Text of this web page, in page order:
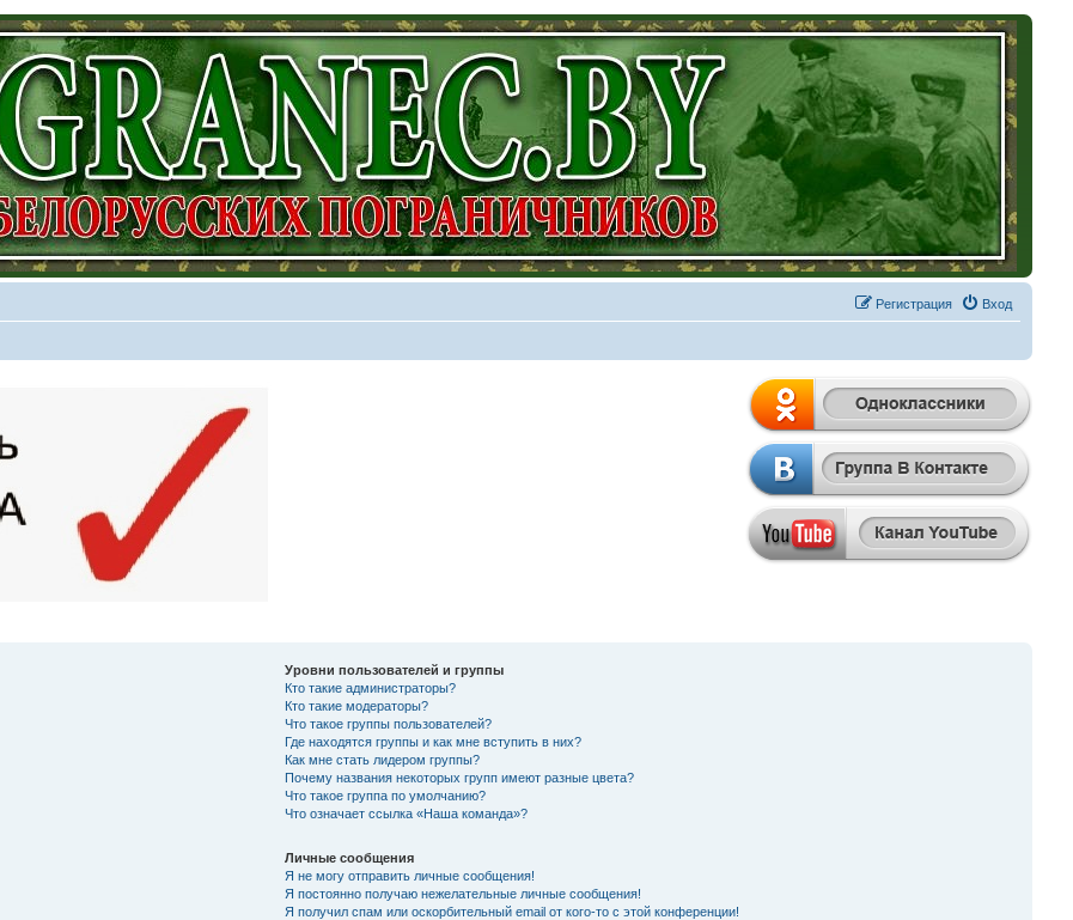
Вход
Регистрация
Уровни пользователей и группы
Кто такие администраторы?
Кто такие модераторы?
Что такое группы пользователей?
Где находятся группы и как мне вступить в них?
Как мне стать лидером группы?
Почему названия некоторых групп имеют разные цвета?
Что такое группа по умолчанию?
Что означает ссылка «Наша команда»?
Личные сообщения
Я не могу отправить личные сообщения!
Я постоянно получаю нежелательные личные сообщения!
Я получил спам или оскорбительный email от кого-то с этой конференции!